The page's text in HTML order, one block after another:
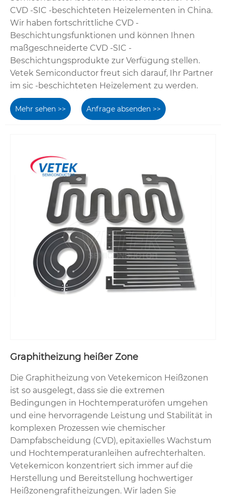
CVD -SIC -beschichteten Heizelementen in China.
Wir haben fortschrittliche CVD -
Beschichtungsfunktionen und können Ihnen
maßgeschneiderte CVD -SIC -
Beschichtungsprodukte zur Verfügung stellen.
Vetek Semiconductor freut sich darauf, Ihr Partner
im sic -beschichteten Heizelement zu werden.
Mehr sehen >> Anfrage absenden >>
Graphitheizung heißer Zone
Die Graphitheizung von Vetekemicon Heißzonen
ist so ausgelegt, dass sie die extremen
Bedingungen in Hochtemperaturöfen umgehen
und eine hervorragende Leistung und Stabilität in
komplexen Prozessen wie chemischer
Dampfabscheidung (CVD), epitaxielles Wachstum
und Hochtemperaturanleihen aufrechterhalten.
Vetekemicon konzentriert sich immer auf die
Herstellung und Bereitstellung hochwertiger
Heißzonengrafitheizungen. Wir laden Sie